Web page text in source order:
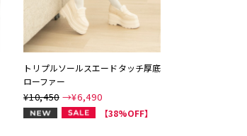
トリプルソールスエードタッチ厚底
ローファー
¥10,450 →¥6,490
NEW 【38%OFF】